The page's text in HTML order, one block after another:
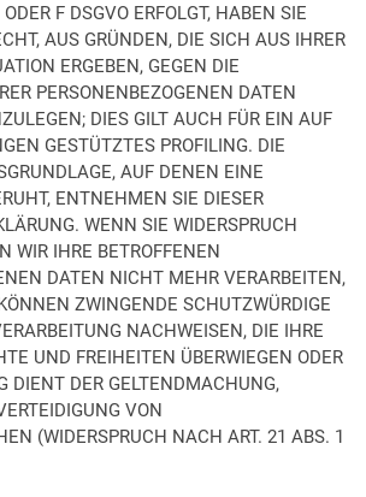
F DSGVO ERFOLGT, HABEN SIE
AUS GRÜNDEN, DIE SICH AUS IHRER
ERGEBEN, GEGEN DIE
PERSONENBEZOGENEN DATEN
DIES GILT AUCH FÜR EIN AUF
GESTÜTZTES PROFILING. DIE
AUF DENEN EINE
ENTNEHMEN SIE DIESER
WENN SIE WIDERSPRUCH
WIR IHRE BETROFFENEN
DATEN NICHT MEHR VERARBEITEN,
ZWINGENDE SCHUTZWÜRDIGE
NACHWEISEN, DIE IHRE
UND FREIHEITEN ÜBERWIEGEN ODER
DIENT DER GELTENDMACHUNG,
VON
(WIDERSPRUCH NACH ART. 21 ABS. 1